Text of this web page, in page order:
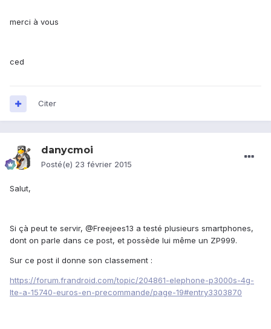
merci à vous
ced
Citer
danycmoi
Posté(e) 23 février 2015
Salut,
Si çà peut te servir, @Freejees13 a testé plusieurs smartphones,
dont on parle dans ce post, et possède lui même un ZP999.
Sur ce post il donne son classement :
https://forum.frandroid.com/topic/204861-elephone-p3000s-4g-
lte-a-15740-euros-en-precommande/page-19#entry3303870